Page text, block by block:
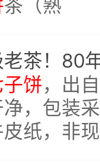
茶（熟
年份应为
品鉴的这
饼，出自
，包装采
纸，非现